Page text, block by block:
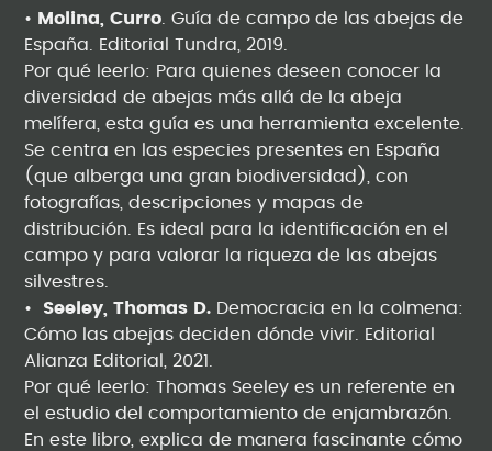
• Molina, Curro . Guía de campo de las abejas de
España. Editorial Tundra, 2019.
Por qué leerlo: Para quienes deseen conocer la
diversidad de abejas más allá de la abeja
melífera, esta guía es una herramienta excelente.
Se centra en las especies presentes en España
(que alberga una gran biodiversidad), con
fotografías, descripciones y mapas de
distribución. Es ideal para la identificación en el
campo y para valorar la riqueza de las abejas
silvestres.
• Seeley, Thomas D. Democracia en la colmena:
Cómo las abejas deciden dónde vivir. Editorial
Alianza Editorial, 2021.
Por qué leerlo: Thomas Seeley es un referente en
el estudio del comportamiento de enjambrazón.
En este libro, explica de manera fascinante cómo